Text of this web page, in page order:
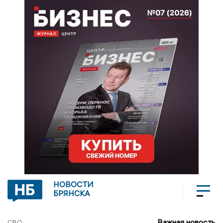
НОВОСТИ
БРЯНСКА